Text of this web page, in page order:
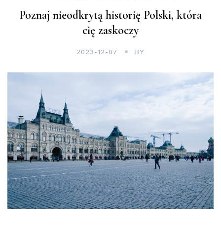
Poznaj nieodkrytą historię Polski, która
cię zaskoczy
2023-12-07 BY